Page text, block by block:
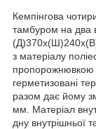
Кемпінгова
тамбуром на два
з матеріалу
пропорожнювкою
герметизовані
разом дає йому
мм. Матеріал
дну внутрішньої